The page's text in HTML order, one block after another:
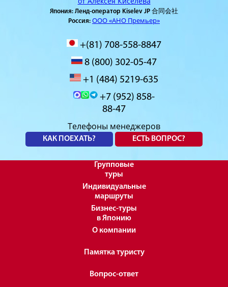
Япония: Ленд-оператор Kiselev JP 合同会社
Россия: ООО «АНО Премьер»
+(81) 708-558-8847
8 (800) 302-05-47
+1 (484) 5219-635
+7 (952) 858-
88-47
Телефоны менеджеров
КАК ПОЕХАТЬ? ЕСТЬ ВОПРОС?
Групповые
туры
Индивидуальные
маршруты
Бизнес-туры
в Японию
О компании
Памятка туристу
Вопрос-ответ